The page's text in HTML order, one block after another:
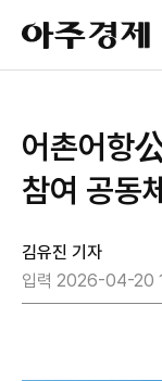
아
주
경
어촌어항
참여 공동
김유진 기자
입력 2026-04-20